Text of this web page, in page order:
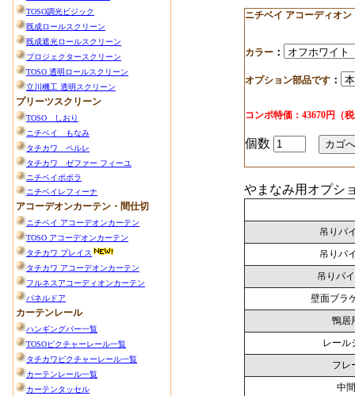
ニチベイ アコーディオ
カラー ：
オプション部品です ：
コンポ特価：43670円（
個数
やまなみ用オプシ
吊りパ
吊りパ
吊りパ
壁面ブラ
鴨居
レール
フレ
中